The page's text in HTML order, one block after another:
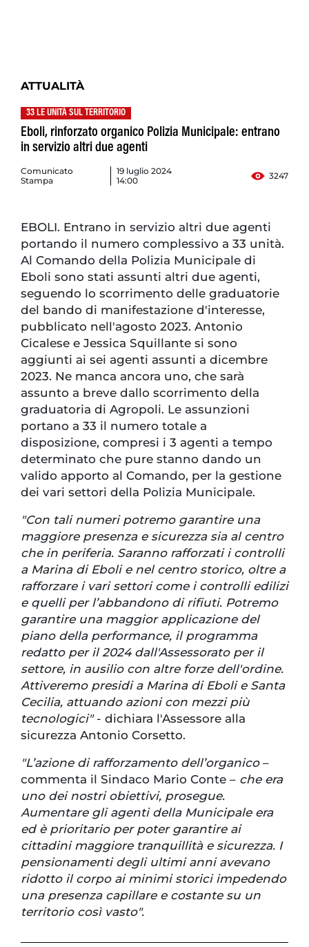
ATTUALITÀ
33 LE UNITÀ SUL TERRITORIO
Eboli, rinforzato organico Polizia Municipale: entrano
in servizio altri due agenti
Comunicato
Stampa
19 luglio 2024
14:00
3247
EBOLI. Entrano in servizio altri due agenti
portando il numero complessivo a 33 unità.
Al Comando della Polizia Municipale di
Eboli sono stati assunti altri due agenti,
seguendo lo scorrimento delle graduatorie
del bando di manifestazione d'interesse,
pubblicato nell'agosto 2023. Antonio
Cicalese e Jessica Squillante si sono
aggiunti ai sei agenti assunti a dicembre
2023. Ne manca ancora uno, che sarà
assunto a breve dallo scorrimento della
graduatoria di Agropoli. Le assunzioni
portano a 33 il numero totale a
disposizione, compresi i 3 agenti a tempo
determinato che pure stanno dando un
valido apporto al Comando, per la gestione
dei vari settori della Polizia Municipale.
"Con tali numeri potremo garantire una
maggiore presenza e sicurezza sia al centro
che in periferia. Saranno rafforzati i controlli
a Marina di Eboli e nel centro storico, oltre a
rafforzare i vari settori come i controlli edilizi
e quelli per l’abbandono di rifiuti. Potremo
garantire una maggior applicazione del
piano della performance, il programma
redatto per il 2024 dall'Assessorato per il
settore, in ausilio con altre forze dell'ordine.
Attiveremo presidi a Marina di Eboli e Santa
Cecilia, attuando azioni con mezzi più
tecnologici"- dichiara l'Assessore alla
sicurezza Antonio Corsetto.
"L’azione di rafforzamento dell’organico –
commenta il Sindaco Mario Conte – che era
uno dei nostri obiettivi, prosegue.
Aumentare gli agenti della Municipale era
ed è prioritario per poter garantire ai
cittadini maggiore tranquillità e sicurezza. I
pensionamenti degli ultimi anni avevano
ridotto il corpo ai minimi storici impedendo
una presenza capillare e costante su un
territorio così vasto".